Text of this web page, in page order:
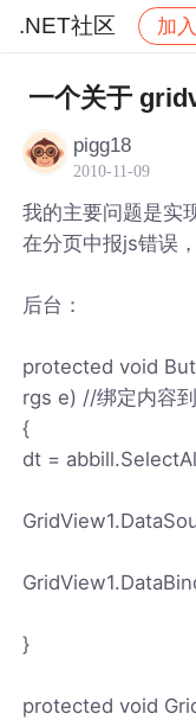
.NET社区 加入
社区 .NET社区
一个关于
pigg18
2010-11-09
我的主要问题是实
在分页中报js错误
后台：
protected void
rgs e) //绑定内容
{
dt =
}
protected void